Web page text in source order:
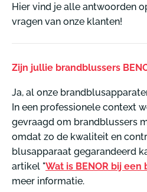
Hier vind je alle antwoorden
vragen van onze klanten!
Zijn jullie brandblussers
Ja, al onze
In een professionele context
gevraagd om brandblussers
omdat zo de kwaliteit en
blusapparaat gegarandeerd
artikel "Wat is BENOR bij een
meer informatie.